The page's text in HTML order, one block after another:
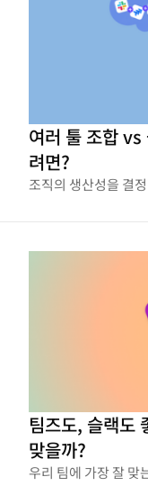
여러 툴 조합 vs
려면?
조직의 생산성을 결
팀즈도, 슬랙도
맞을까?
우리 팀에 가장 잘 맞